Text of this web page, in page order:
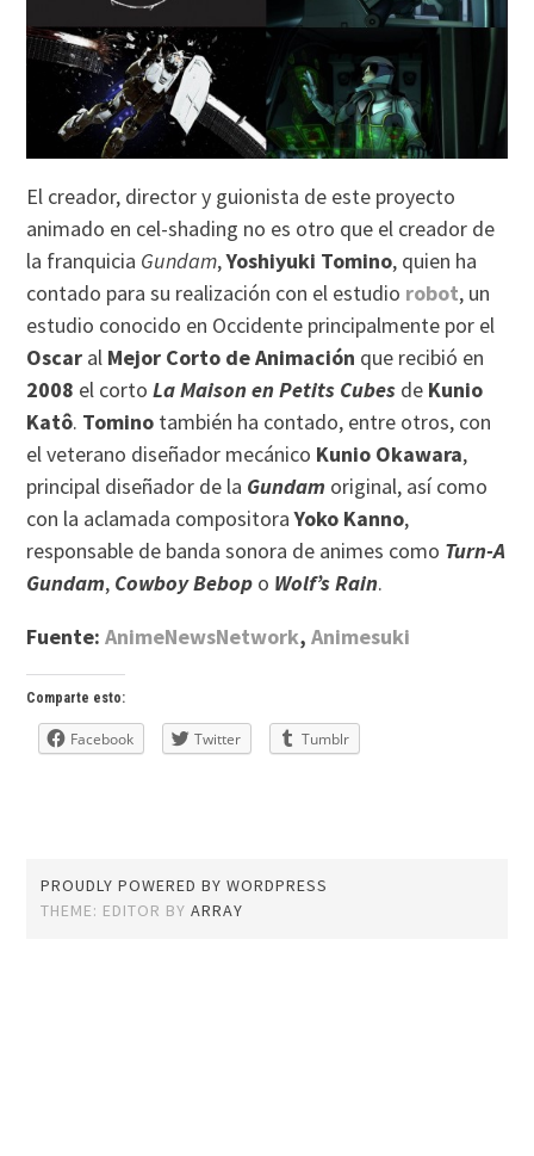
El creador, director y guionista de este proyecto
animado en cel-shading no es otro que el creador de
la franquicia Gundam,Yoshiyuki Tomino, quien ha
contado para su realización con el estudio robot, un
estudio conocido en Occidente principalmente por el
Oscar al Mejor Corto de Animación que recibió en
2008 el cortoLa Maison en Petits Cubes de Kunio
Katô. Tomino también ha contado, entre otros, con
el veterano diseñador mecánico Kunio Okawara,
principal diseñador de la Gundam original, así como
con la aclamada compositoraYoko Kanno,
responsable de banda sonora de animes como Turn-A
Gundam, Cowboy Bebop o Wolf’s Rain.
Fuente:AnimeNewsNetwork,Animesuki
Comparte esto:
Facebook Twitter Tumblr
PROUDLY POWERED BY WORDPRESS
THEME: EDITOR BYARRAY